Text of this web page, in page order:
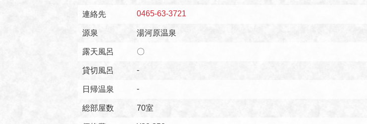
連絡先 0465-63-3721
源泉 湯河原温泉
露天風呂 〇
貸切風呂 -
日帰温泉 -
総部屋数 70室